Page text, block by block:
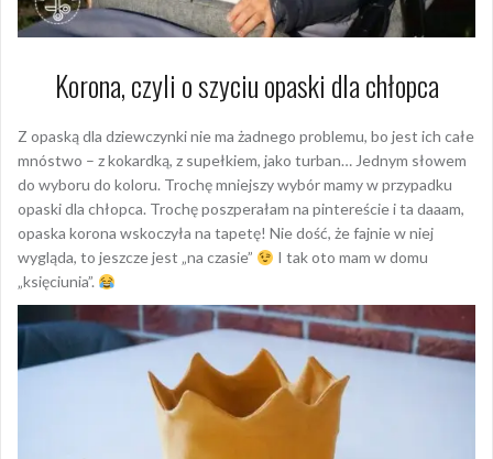
Korona, czyli o szyciu opaski dla chłopca
Z opaską dla dziewczynki nie ma żadnego problemu, bo jest ich całe
mnóstwo – z kokardką, z supełkiem, jako turban… Jednym słowem
do wyboru do koloru. Trochę mniejszy wybór mamy w przypadku
opaski dla chłopca. Trochę poszperałam na pintereście i ta daaam,
opaska korona wskoczyła na tapetę! Nie dość, że fajnie w niej
wygląda, to jeszcze jest „na czasie”
I tak oto mam w domu
„księciunia”.